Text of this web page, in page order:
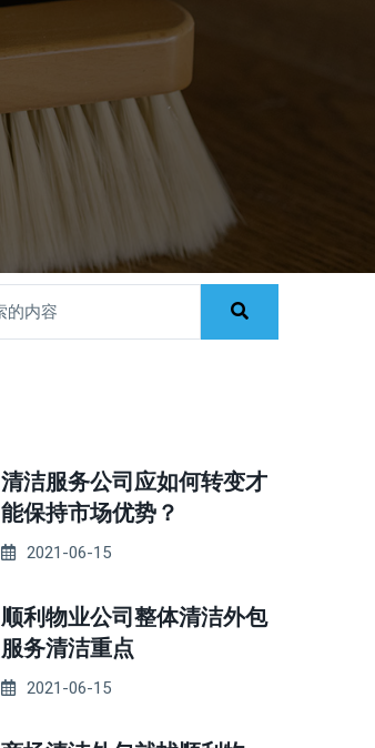
清洁服务公司应如何转变才
能保持市场优势？
2021-06-15
顺利物业公司整体清洁外包
服务清洁重点
2021-06-15